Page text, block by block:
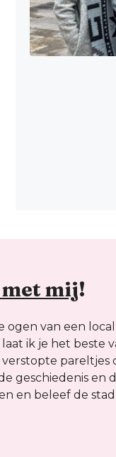
mij!
ogen van een
ik je het beste
pareltjes
geschiedenis en
en beleef de